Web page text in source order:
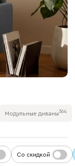
Модульные диваны364
Со скидкой